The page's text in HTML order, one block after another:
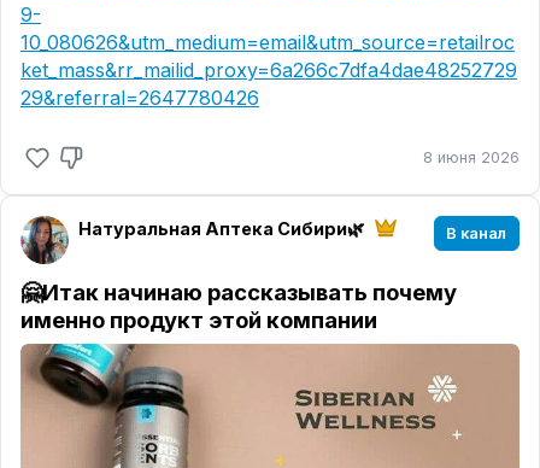
9-
10_080626&utm_medium=email&utm_source=retailroc
ket_mass&rr_mailid_proxy=6a266c7dfa4dae48252729
29&referral=2647780426
8 июня 2026
Натуральная Аптека Сибири🌿 В канал
🤗Итак начинаю рассказывать почему
именно продукт этой компании